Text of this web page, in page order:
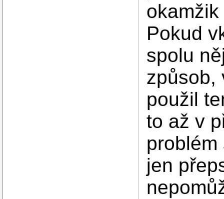
Pokud
spolu
způsob,
použil
to až v
jen